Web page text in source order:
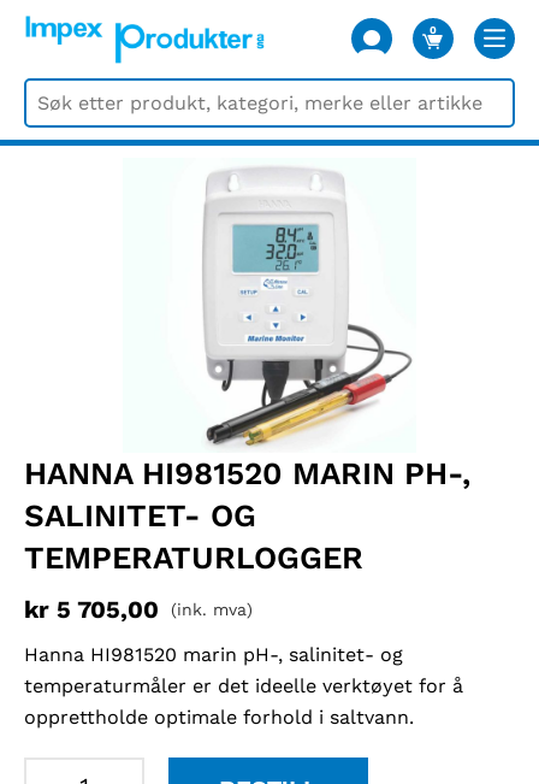
0
VARER
HANNA HI981520 MARIN PH-,
SALINITET- OG
TEMPERATURLOGGER
kr 5 705,00 (ink. mva)
Hanna HI981520 marin pH-, salinitet- og
temperaturmåler er det ideelle verktøyet for å
opprettholde optimale forhold i saltvann.